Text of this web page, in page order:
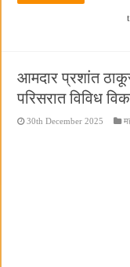
आमदार प्रशांत
परिसरात विविध
30th December 2025